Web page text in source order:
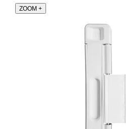
ZOOM +